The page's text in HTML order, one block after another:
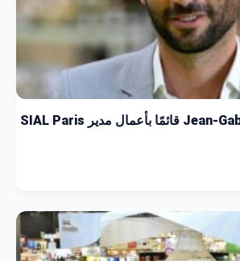
تعيين Jean-Gabriel Mollard قائمًا بأعمال مدير SIAL Paris